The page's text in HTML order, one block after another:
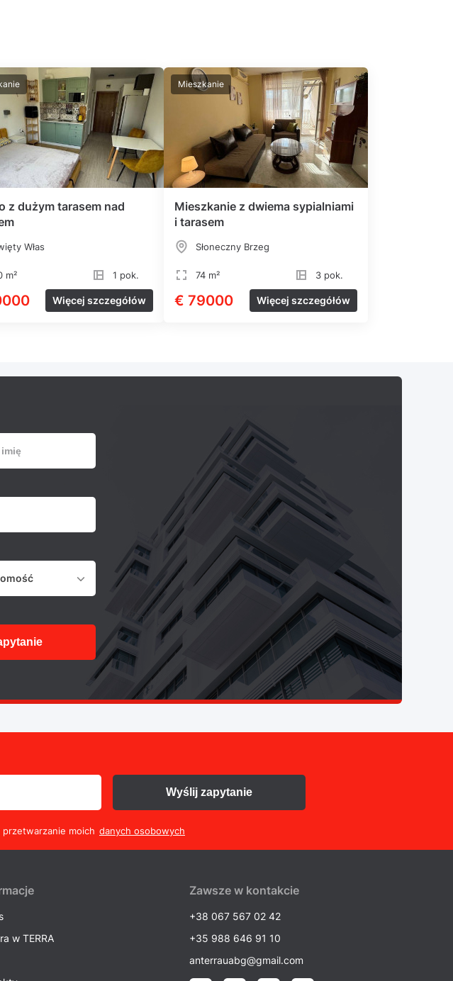
z dużym tarasem nad
Włas
m² 1 pok.
Więcej szczegółów
Mieszkanie
Mieszkanie z dwiema sypialniami
i tarasem
Słoneczny Brzeg
74 m² 3 pok.
€ 79000 Więcej szczegółów
przetwarzanie moich danych osobowych
Wyślij zapytanie
w TERRA
Zawsze w kontakcie
+38 067 567 02 42
+35 988 646 91 10
anterrauabg@gmail.com